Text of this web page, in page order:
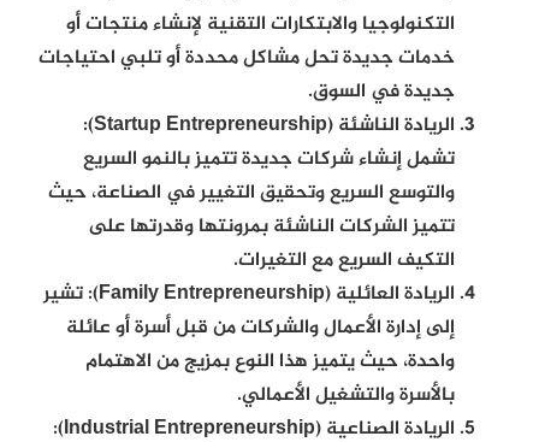
التكنولوجيا والابتكارات التقنية لإنشاء منتجات أو
خدمات جديدة تحل مشاكل محددة أو تلبي احتياجات
جديدة في السوق.
الريادة الناشئة (Startup Entrepreneurship):
تشمل إنشاء شركات جديدة تتميز بالنمو السريع
والتوسع السريع وتحقيق التغيير في الصناعة، حيث
تتميز الشركات الناشئة بمرونتها وقدرتها على
التكيف السريع مع التغيرات.
الريادة العائلية (Family Entrepreneurship):
تشير
إلى إدارة الأعمال والشركات من قبل أسرة أو عائلة
واحدة، حيث يتميز هذا النوع بمزيج من الاهتمام
بالأسرة والتشغيل الأعمالي.
الريادة الصناعية (Industrial Entrepreneurship):